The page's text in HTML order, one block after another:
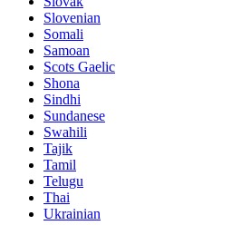
Slovenian
Somali
Samoan
Scots Gaelic
Shona
Sindhi
Sundanese
Swahili
Tajik
Tamil
Telugu
Thai
Ukrainian